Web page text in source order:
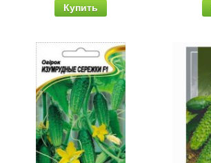
Купить